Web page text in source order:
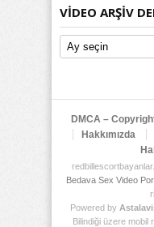
VIDEO ARŞIV
Video
Arşiv
DMCA –
Hakkımızda
Bedava Sex Video
Powered by
Bilindiği üzere mobil